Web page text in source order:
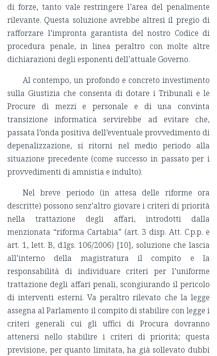
di forze, tanto vale restringere l’area del penalmente
rilevante. Questa soluzione avrebbe altresì il pregio di
rafforzare l’impronta garantista del nostro Codice di
procedura penale, in linea peraltro con molte altre
dichiarazioni degli esponenti dell’attuale Governo.
Al contempo, un profondo e concreto investimento
sulla Giustizia che consenta di dotare i Tribunali e le
Procure di mezzi e personale e di una convinta
transizione informatica servirebbe ad evitare che,
passata l’onda positiva dell’eventuale provvedimento di
depenalizzazione, si ritorni nel medio periodo alla
situazione precedente (come successo in passato per i
provvedimenti di amnistia e indulto).
Nel breve periodo (in attesa delle riforme ora
descritte) possono senz’altro giovare i criteri di priorità
nella trattazione degli affari, introdotti dalla
menzionata “riforma Cartabia” (art. 3 disp. Att. C.p.p. e
art. 1, lett. B, d.lgs. 106/2006) [10], soluzione che lascia
all’interno della magistratura il compito e la
responsabilità di individuare criteri per l’uniforme
trattazione degli affari penali, scongiurando il pericolo
di interventi esterni. Va peraltro rilevato che la legge
assegna al Parlamento il compito di stabilire con legge i
criteri generali cui gli uffici di Procura dovranno
attenersi nello stabilire i criteri di priorità; questa
previsione, per quanto limitata, ha già sollevato dubbi